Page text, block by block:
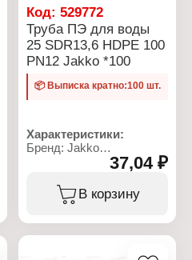
Код:529772
Труба ПЭ для воды
25 SDR13,6 HDPE 100
PN12 Jakko *100
📦 Выписка кратно:100 шт.
Характеристики:
Бренд: Jakko
Артикул: 704000725R
Назначение: для воды
Диаметр: 25 мм
37,04 ₽
В корзину